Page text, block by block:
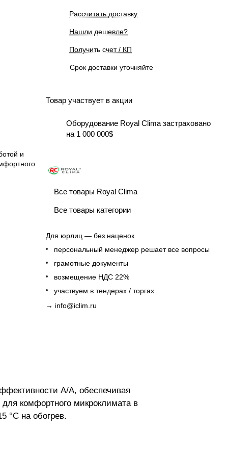
и
Рассчитать доставку
Нашли дешевле?
Получить счет / КП
Срок доставки уточняйте
Товар участвует в акции
Оборудование Royal Clima застраховано
на 1 000 000$
Все товары Royal Clima
Все товары категории
Для юрлиц — без наценок
персональный менеджер решает все вопросы
грамотные документы
возмещение НДС 22%
участвуем в тендерах / торгах
→ info@iclim.ru
A/A, обеспечивая
комфортного микроклимата в
°C на обогрев.